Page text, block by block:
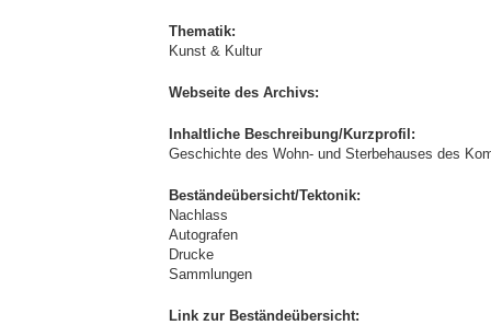
Thematik:
Kunst & Kultur
Webseite des Archivs:
Inhaltliche Beschreibung/Kurzprofil:
Geschichte des Wohn- und Sterbehauses des
Beständeübersicht/Tektonik:
Nachlass
Autografen
Drucke
Sammlungen
Link zur Beständeübersicht: